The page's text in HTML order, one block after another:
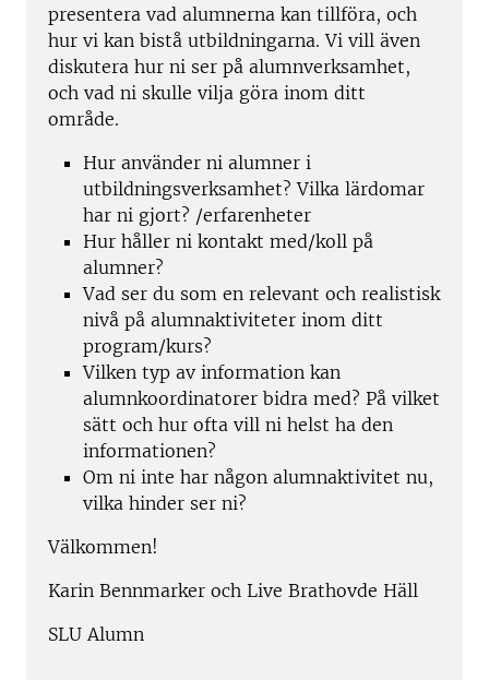
presentera vad alumnerna kan tillföra, och
hur vi kan bistå utbildningarna. Vi vill även
diskutera hur ni ser på alumnverksamhet,
och vad ni skulle vilja göra inom ditt
område.
Hur använder ni alumner i
utbildningsverksamhet? Vilka lärdomar
har ni gjort? /erfarenheter
Hur håller ni kontakt med/koll på
alumner?
Vad ser du som en relevant och realistisk
nivå på alumnaktiviteter inom ditt
program/kurs?
Vilken typ av information kan
alumnkoordinatorer bidra med? På vilket
sätt och hur ofta vill ni helst ha den
informationen?
Om ni inte har någon alumnaktivitet nu,
vilka hinder ser ni?
Välkommen!
Karin Bennmarker och Live Brathovde Häll
SLU Alumn